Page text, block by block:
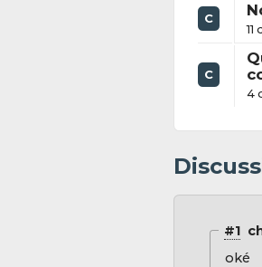
C
C
4
#1
oké